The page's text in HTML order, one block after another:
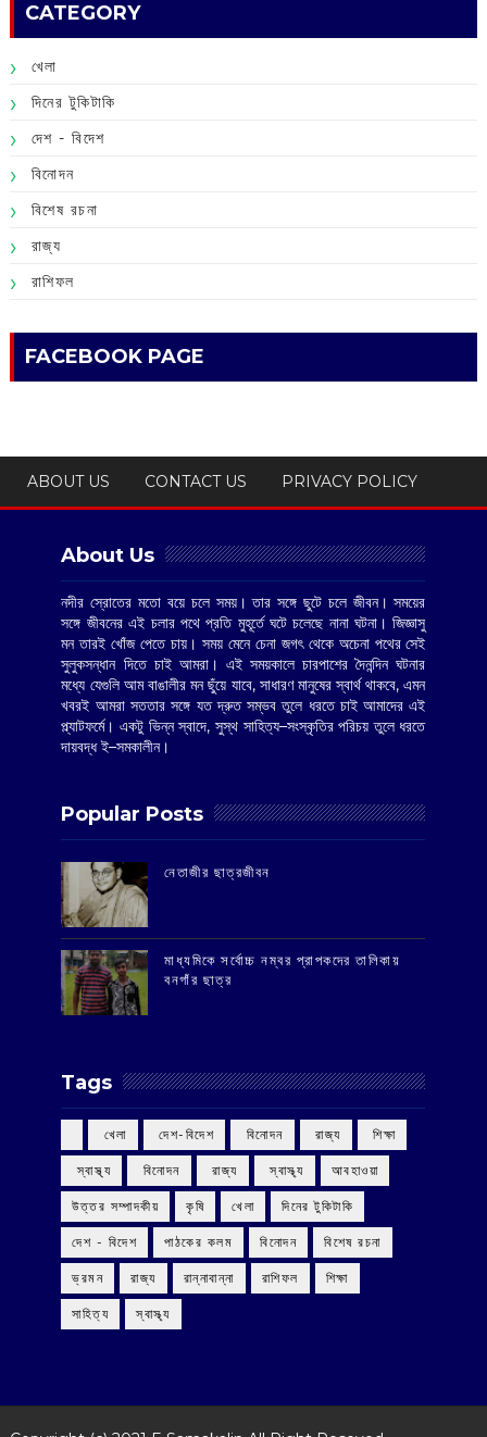
CATEGORY
খেলা
দিনের টুকিটাকি
দেশ - বিদেশ
বিনোদন
বিশেষ রচনা
রাজ্য
রাশিফল
FACEBOOK PAGE
ABOUT US CONTACT US PRIVACY POLICY
About Us
নদীর স্রোতের মতো বয়ে চলে সময়। তার সঙ্গে ছুটে চলে জীবন। সময়ের
সঙ্গে জীবনের এই চলার পথে প্রতি মুহূর্তে ঘটে চলেছে নানা ঘটনা। জিজ্ঞাসু
মন তারই খোঁজ পেতে চায়। সময় মেনে চেনা জগৎ থেকে অচেনা পথের সেই
সুলুকসন্ধান দিতে চাই আমরা। এই সময়কালে চারপাশের দৈনন্দিন ঘটনার
মধ্যে যেগুলি আম বাঙালীর মন ছুঁয়ে যাবে, সাধারণ মানুষের স্বার্থ থাকবে, এমন
খবরই আমরা সততার সঙ্গে যত দ্রুত সম্ভব তুলে ধরতে চাই আমাদের এই
প্ল্যাটফর্মে। একটু ভিন্ন স্বাদে, সুস্থ সাহিত্য–সংস্কৃতির পরিচয় তুলে ধরতে
দায়বদ্ধ ই–সমকালীন।
Popular Posts
‌নেতাজীর ছাত্রজীবন
মাধ্যমিকে সর্বোচ্চ নম্বর প্রাপকদের তালিকায়
বনগাঁর ছাত্র
Tags
‌ খেলা ‌ দেশ-বিদেশ ‌ বিনোদন ‌ রাজ্য ‌ শিক্ষা
‌ স্বাস্থ্য ‌ বিনোদন ‌ রাজ্য ‌ স্বাস্থ্য আবহাওয়া
উত্তর সম্পাদকীয় কৃষি খেলা দিনের টুকিটাকি
দেশ - বিদেশ পাঠকের কলম বিনোদন বিশেষ রচনা
ভ্রমন রাজ্য রান্নাবান্না রাশিফল শিক্ষা
সাহিত্য স্বাস্থ্য